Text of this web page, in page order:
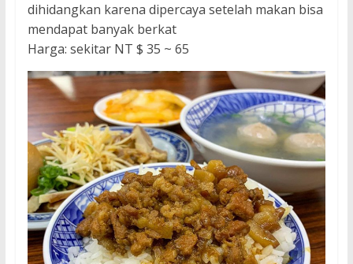
dihidangkan karena dipercaya setelah makan bisa
mendapat banyak berkat
Harga: sekitar NT $ 35 ~ 65